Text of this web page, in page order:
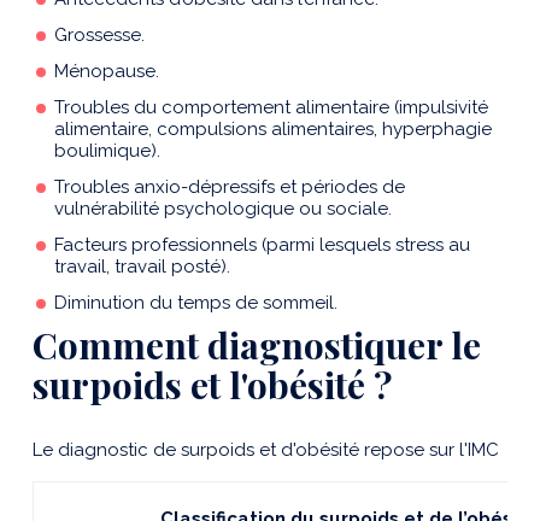
Grossesse.
Ménopause.
Troubles du comportement alimentaire (impulsivité
alimentaire, compulsions alimentaires, hyperphagie
boulimique).
Troubles anxio-dépressifs et périodes de
vulnérabilité psychologique ou sociale.
Facteurs professionnels (parmi lesquels stress au
travail, travail posté).
Diminution du temps de sommeil.
Comment diagnostiquer le
surpoids et l'obésité ?
Le diagnostic de surpoids et d'obésité repose sur l'IMC